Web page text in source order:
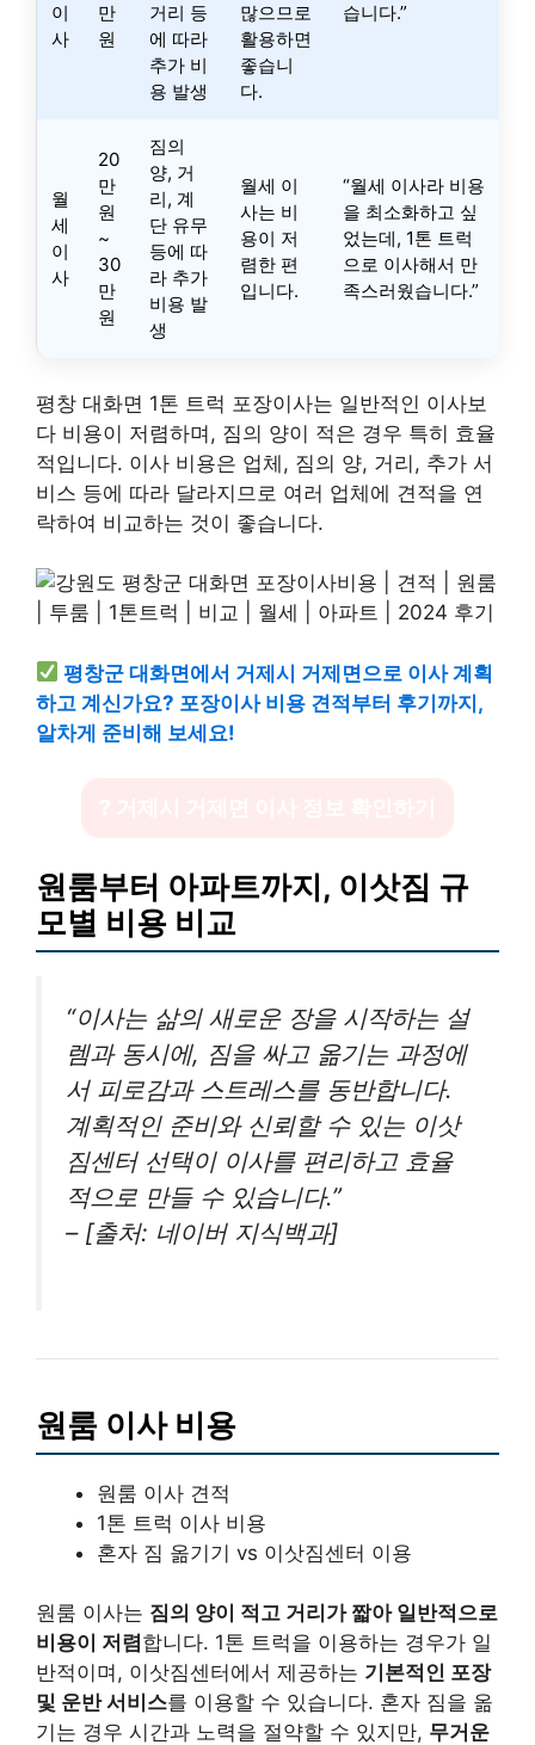
이
사
만
원
거리 등
에 따라
추가 비
용 발생
많으므로
활용하면
좋습니
다.
습니다.”
월
세
이
사
20
만
원
~
30
만
원
짐의
양, 거
리, 계
단 유무
등에 따
라 추가
비용 발
생
월세 이
사는 비
용이 저
렴한 편
입니다.
“월세 이사라 비용
을 최소화하고 싶
었는데, 1톤 트럭
으로 이사해서 만
족스러웠습니다.”
평창 대화면 1톤 트럭 포장이사는 일반적인 이사보
다 비용이 저렴하며, 짐의 양이 적은 경우 특히 효율
적입니다. 이사 비용은 업체, 짐의 양, 거리, 추가 서
비스 등에 따라 달라지므로 여러 업체에 견적을 연
락하여 비교하는 것이 좋습니다.
평창군 대화면에서 거제시 거제면으로 이사 계획
하고 계신가요? 포장이사 비용 견적부터 후기까지,
알차게 준비해 보세요!
원룸부터 아파트까지, 이삿짐 규
모별 비용 비교
“이사는 삶의 새로운 장을 시작하는 설
렘과 동시에, 짐을 싸고 옮기는 과정에
서 피로감과 스트레스를 동반합니다.
계획적인 준비와 신뢰할 수 있는 이삿
짐센터 선택이 이사를 편리하고 효율
적으로 만들 수 있습니다.”
– [출처: 네이버 지식백과]
원룸 이사 비용
원룸 이사 견적
1톤 트럭 이사 비용
혼자 짐 옮기기 vs 이삿짐센터 이용
원룸 이사는 짐의 양이 적고 거리가 짧아 일반적으로
비용이 저렴합니다. 1톤 트럭을 이용하는 경우가 일
반적이며, 이삿짐센터에서 제공하는 기본적인 포장
및 운반 서비스를 이용할 수 있습니다. 혼자 짐을 옮
기는 경우 시간과 노력을 절약할 수 있지만, 무거운